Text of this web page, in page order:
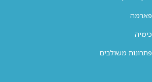
פארמה
כימיה
פתרונות משולבים